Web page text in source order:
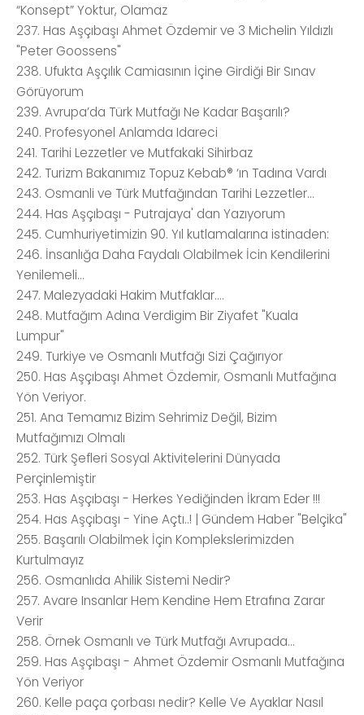
“Konsept” Yoktur, Olamaz
237. Has Aşçıbaşı Ahmet Özdemir ve 3 Michelin Yıldızlı
"Peter Goossens"
238. Ufukta Aşçılık Camiasının İçine Girdiği Bir Sınav
Görüyorum
239. Avrupa’da Türk Mutfağı Ne Kadar Başarılı?
240. Profesyonel Anlamda Idareci
241. Tarihi Lezzetler ve Mutfakaki Sihirbaz
242. Turizm Bakanımız Topuz Kebab® ‘ın Tadına Vardı
243. Osmanli ve Türk Mutfağından Tarihi Lezzetler...
244. Has Aşçıbaşı - Putrajaya' dan Yazıyorum
245. Cumhuriyetimizin 90. Yıl kutlamalarına istinaden:
246. İnsanlığa Daha Faydalı Olabilmek İcin Kendilerini
Yenilemeli...
247. Malezyadaki Hakim Mutfaklar....
248. Mutfağım Adına Verdigim Bir Ziyafet "Kuala
Lumpur"
249. Turkiye ve Osmanlı Mutfağı Sizi Çağırıyor
250. Has Aşçıbaşı Ahmet Özdemir, Osmanlı Mutfağına
Yön Veriyor.
251. Ana Temamız Bizim Sehrimiz Değil, Bizim
Mutfağımızı Olmalı
252. Türk Şefleri Sosyal Aktivitelerini Dünyada
Perçinlemiştir
253. Has Aşçıbaşı - Herkes Yediğinden İkram Eder !!!
254. Has Aşçıbaşı - Yine Açtı..! | Gündem Haber "Belçika"
255. Başarılı Olabilmek İçin Komplekslerimizden
Kurtulmayız
256. Osmanlıda Ahilik Sistemi Nedir?
257. Avare Insanlar Hem Kendine Hem Etrafına Zarar
Verir
258. Örnek Osmanlı ve Türk Mutfağı Avrupada...
259. Has Aşçıbaşı - Ahmet Özdemir Osmanlı Mutfağına
Yön Veriyor
260. Kelle paça çorbası nedir? Kelle Ve Ayaklar Nasıl